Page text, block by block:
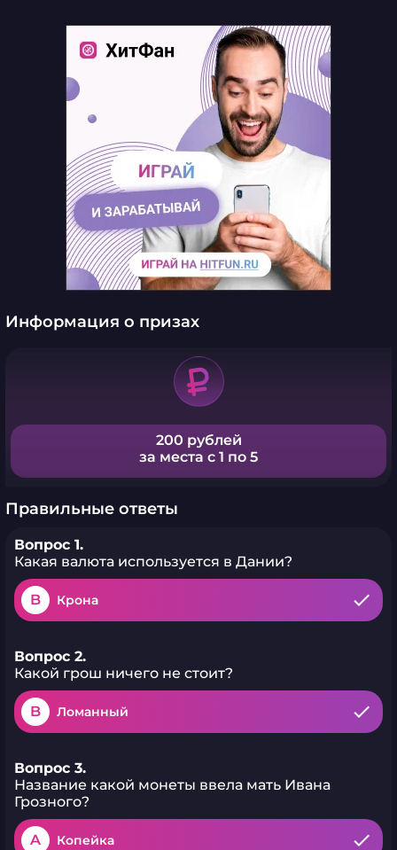
Информация о призах
200 рублей
за места с 1 по 5
Правильные ответы
Вопрос 1.
Какая валюта используется в Дании?
B Крона
Вопрос 2.
Какой грош ничего не стоит?
B Ломанный
Вопрос 3.
Название какой монеты ввела мать Ивана
Грозного?
A Копейка